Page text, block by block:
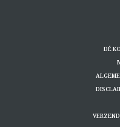
DÉ